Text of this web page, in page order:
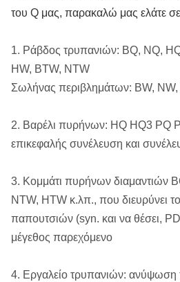
14 Άνοιξη
ματιών
18 Ανυψωτικό σκυλί
19 Άνοιξη συμπίεσης
20 Καρφίτσα 1/4 " «Χ
του Q μας, παρακαλώ μας ελάτε
1. Ράβδος τρυπανιών: BQ, NQ,
HW, BTW, NTW
Σωλήνας περιβλημάτων: BW,
2. Βαρέλι πυρήνων: HQ HQ3 PQ
επικεφαλής συνέλευση και
3. Κομμάτι πυρήνων διαμαντιών
NTW, HTW κ.λπ., που διευρύνει
παπουτσιών (syn. και να θέσει,
μέγεθος παρεχόμενο
4. Εργαλείο τρυπανιών: ανύψωση